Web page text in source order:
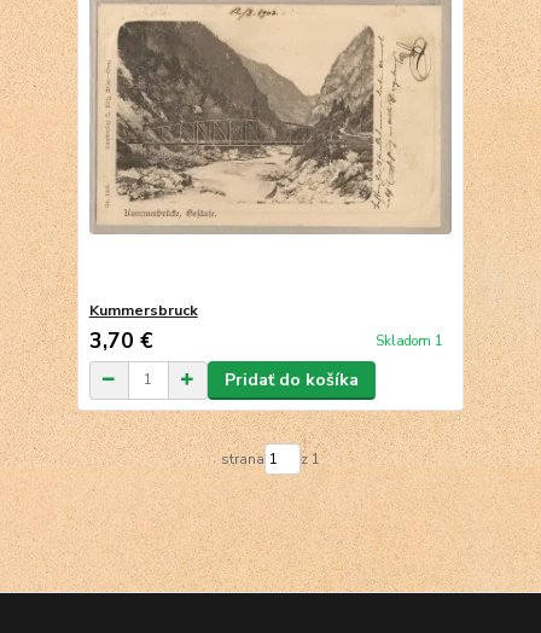
Kummersbruck
3,70 € Skladom 1
Pridať do košíka
strana z 1